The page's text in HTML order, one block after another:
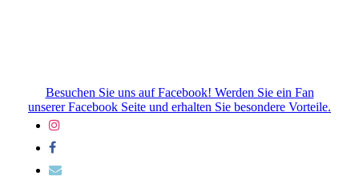
Besuchen Sie uns auf Facebook! Werden Sie ein Fan
unserer Facebook Seite und erhalten Sie besondere Vorteile.